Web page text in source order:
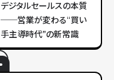
デジタルセールスの本質
──営業が変わる“買い
手主導時代”の新常識